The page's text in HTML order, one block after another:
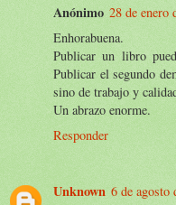
Anónimo 28 de enero
Enhorabuena.
Publicar un libro
Publicar el segundo
sino de trabajo y
Un abrazo enorme.
Responder
Unknown 6 de agosto